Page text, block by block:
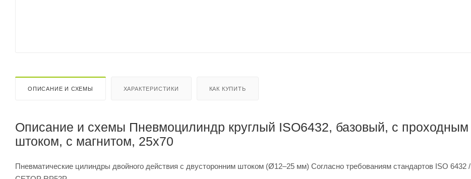
ОПИСАНИЕ И СХЕМЫ ХАРАКТЕРИСТИКИ КАК КУПИТЬ
Описание и схемы Пневмоцилиндр круглый ISO6432, базовый, с проходным
штоком, с магнитом, 25x70
Пневматические цилиндры двойного действия с двусторонним штоком (Ø12–25 мм) Согласно требованиям стандартов ISO 6432 /